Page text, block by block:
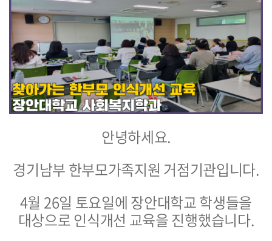
안녕하세요.
경기남부 한부모가족지원 거점기관입니다.
4월 26일 토요일에 장안대학교 학생들을
대상으로 인식개선 교육을 진행했습니다.